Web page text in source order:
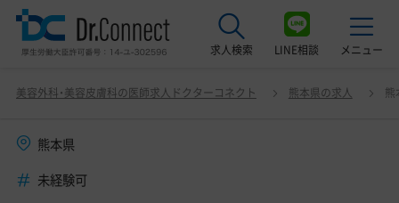
求人検索 LINE相談 メニュー
美容クリニック見学ご希望の方はこちら
サービス紹介
美容外科・美容皮膚科の医師求人ドクターコネクト 熊本県の求人 熊
熊本県
未経験可
熊本県の美容外科・美容皮膚科の医師求人(常勤)一覧 変更